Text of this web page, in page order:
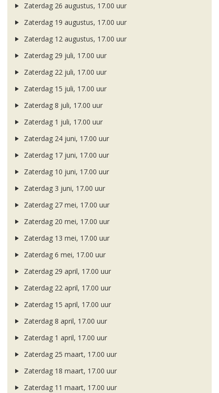
Zaterdag 26 augustus, 17.00 uur
Zaterdag 19 augustus, 17.00 uur
Zaterdag 12 augustus, 17.00 uur
Zaterdag 29 juli, 17.00 uur
Zaterdag 22 juli, 17.00 uur
Zaterdag 15 juli, 17.00 uur
Zaterdag 8 juli, 17.00 uur
Zaterdag 1 juli, 17.00 uur
Zaterdag 24 juni, 17.00 uur
Zaterdag 17 juni, 17.00 uur
Zaterdag 10 juni, 17.00 uur
Zaterdag 3 juni, 17.00 uur
Zaterdag 27 mei, 17.00 uur
Zaterdag 20 mei, 17.00 uur
Zaterdag 13 mei, 17.00 uur
Zaterdag 6 mei, 17.00 uur
Zaterdag 29 april, 17.00 uur
Zaterdag 22 april, 17.00 uur
Zaterdag 15 april, 17.00 uur
Zaterdag 8 april, 17.00 uur
Zaterdag 1 april, 17.00 uur
Zaterdag 25 maart, 17.00 uur
Zaterdag 18 maart, 17.00 uur
Zaterdag 11 maart, 17.00 uur